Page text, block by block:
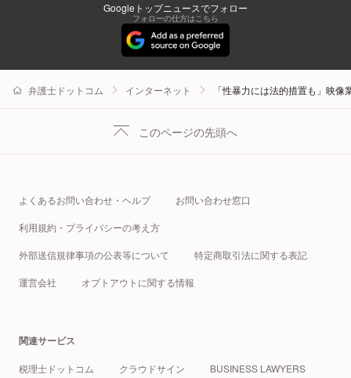
Googleトップニュースでフォロー
フォローの仕方はこちら
弁護士ドットコム インターネット 「性暴力には法的措置も」映
このページの先頭へ
よくあるお問い合わせ・ヘルプ お問い合わせ窓口
利用規約・プライバシーの考え方
外部送信規律事項の公表等について 特定商取引法に関する表記
運営会社 オプトアウトに関する情報
関連サービス
税理士ドットコム クラウドサイン BUSINESS LAWYERS